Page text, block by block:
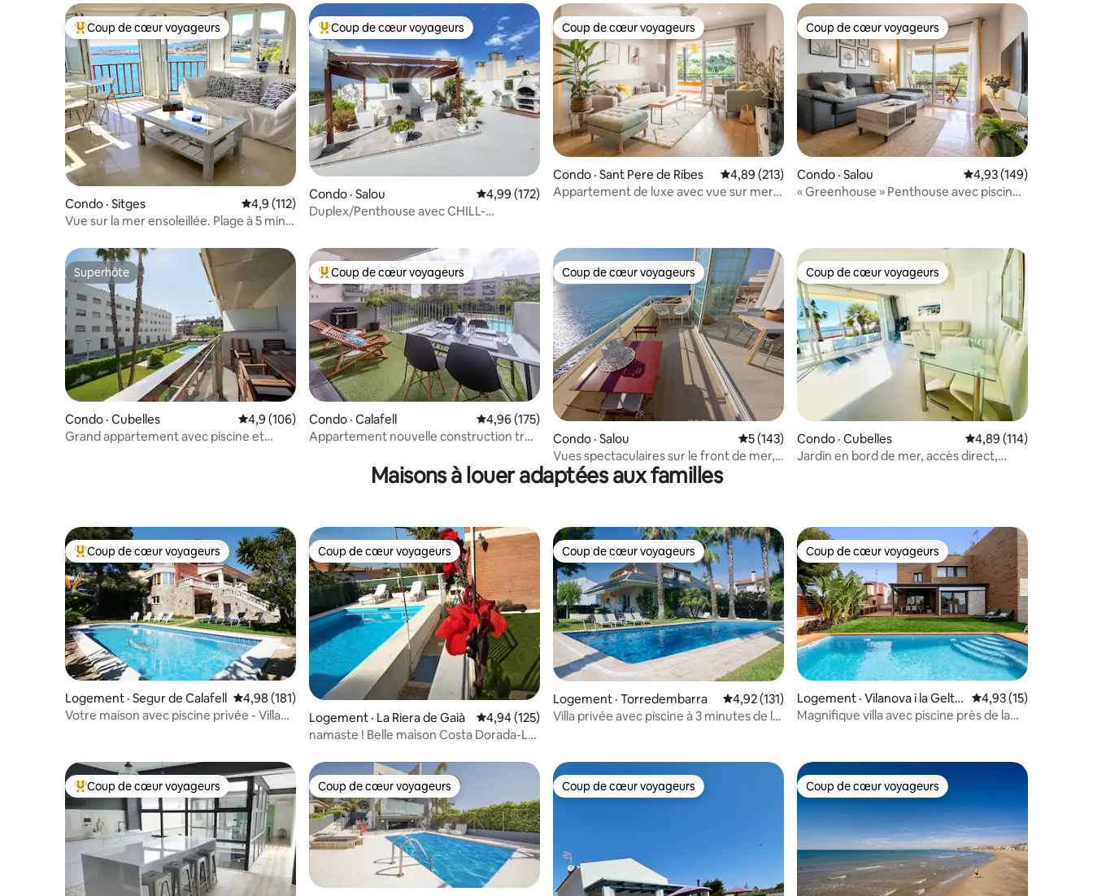
Coup de cœur voyageurs parmi les plus aimés
Coup de cœur voyageurs
Condo · Sitges Note moyenne de 4,9 sur 5, 112 commentaires
4,9 (112)
Vue sur la mer ensoleillée. Plage à 5 min à
Coup de cœur voyageurs parmi les plus aimés
Coup de cœur voyageurs
Condo · Salou Note moyenne de 4,99 sur 5, 172 commentaires
4,99 (172)
Duplex/Penthouse avec CHILL-
Coup de cœur voyageurs
Coup de cœur voyageurs
Condo · Sant Pere de Ribes Note moyenne de 4,89 sur 5, 213 commentaires
4,89 (213)
Appartement de luxe avec vue sur mer
Coup de cœur voyageurs
Coup de cœur voyageurs
Condo · Salou Note moyenne de
4,93 (149)
« Greenhouse » Penthouse avec piscine
Superhôte
Superhôte
Condo · Cubelles Note moyenne de 4,9 sur 5, 106 commentaires
4,9 (106)
Grand appartement avec piscine et
Coup de cœur voyageurs parmi les plus aimés
Coup de cœur voyageurs
Condo · Calafell Note moyenne de 4,96 sur 5, 175 commentaires
4,96 (175)
Appartement nouvelle construction très
Coup de cœur voyageurs
Coup de cœur voyageurs
Condo · Salou Note moyenne de 5 sur 5, 143 commentaires
5 (143)
Vues spectaculaires sur le front de mer,
terrasses, piscine
Coup de cœur voyageurs
Coup de cœur voyageurs
Condo · Cubelles Note moyenne de
4,89 (114)
Jardin en bord de mer, accès direct,
Maisons à louer adaptées aux familles
Coup de cœur voyageurs parmi les plus aimés
Coup de cœur voyageurs
Logement · Segur de Calafell Note moyenne de 4,98 sur 5, 181 commentaires
4,98 (181)
Votre maison avec piscine privée - Villa
Coup de cœur voyageurs
Coup de cœur voyageurs
Logement · La Riera de Gaià Note moyenne de 4,94 sur 5, 125 commentaires
4,94 (125)
namaste ! Belle maison Costa Dorada-La
Coup de cœur voyageurs
Coup de cœur voyageurs
Logement · Torredembarra Note moyenne de 4,92 sur 5, 131 commentaires
4,92 (131)
Villa privée avec piscine à 3 minutes de la
Coup de cœur voyageurs
Coup de cœur voyageurs
Logement · Vilanova i la Geltr
ú
Note moyenne de
4,93 (15)
Magnifique villa avec piscine près de la
Coup de cœur voyageurs parmi les plus aimés
Coup de cœur voyageurs Coup de cœur voyageurs
Coup de cœur voyageurs Coup de cœur voyageurs
Coup de cœur voyageurs Coup de cœur voyageurs
Coup de cœur voyageurs